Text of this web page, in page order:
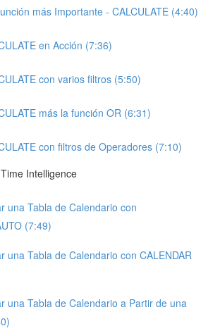
más Importante - CALCULATE (4:40)
en Acción (7:36)
con varios filtros (5:50)
más la función OR (6:31)
con filtros de Operadores (7:10)
Intelligence
una Tabla de Calendario con
(7:49)
una Tabla de Calendario con CALENDAR
una Tabla de Calendario a Partir de una